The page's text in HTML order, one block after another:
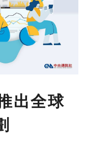
出全球